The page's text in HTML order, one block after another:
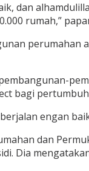
dan
rumah,”
perumahan
bagi
engan
dan
Dia